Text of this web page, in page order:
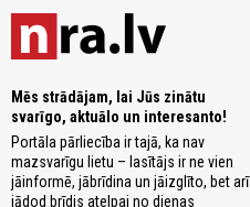
Mēs strādājam, lai Jūs zinātu
svarīgo, aktuālo un interesanto!
Portāla pārliecība ir tajā, ka nav
mazsvarīgu lietu – lasītājs ir ne vien
jāinformē, jābrīdina un jāizglīto, bet arī
jādod brīdis atelpai no dienas